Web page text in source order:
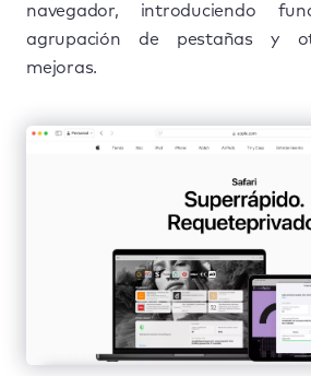
navegador, introduciendo
agrupación de pestañas y
mejoras.